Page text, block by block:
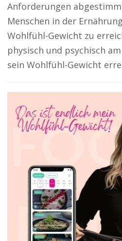
Anforderungen
Menschen in der
Wohlfühl-Gewicht zu
physisch und psychisch
sein Wohlfühl-Gewicht